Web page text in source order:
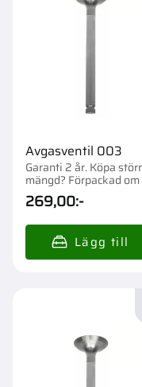
Avgasventil 003
Garanti 2 år. Köpa
mängd? Förpackad om
st.
269,00:-